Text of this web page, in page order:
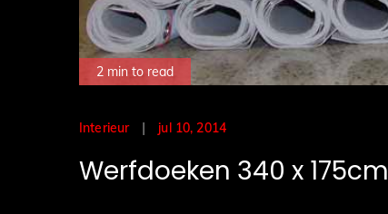
2 min to read
Interieur
Posted
jul 10, 2014
Werfdoeken 340 x 175cm